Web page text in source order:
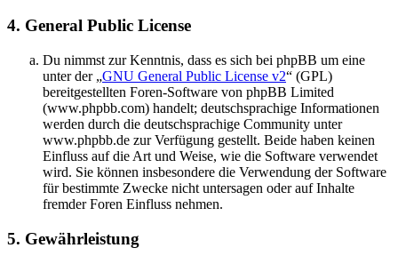
4. General Public License
Du nimmst zur Kenntnis, dass es sich bei phpBB um eine
unter der „GNU General Public License v2“ (GPL)
bereitgestellten Foren-Software von phpBB Limited
(www.phpbb.com) handelt; deutschsprachige Informationen
werden durch die deutschsprachige Community unter
www.phpbb.de zur Verfügung gestellt. Beide haben keinen
Einfluss auf die Art und Weise, wie die Software verwendet
wird. Sie können insbesondere die Verwendung der Software
für bestimmte Zwecke nicht untersagen oder auf Inhalte
fremder Foren Einfluss nehmen.
5. Gewährleistung